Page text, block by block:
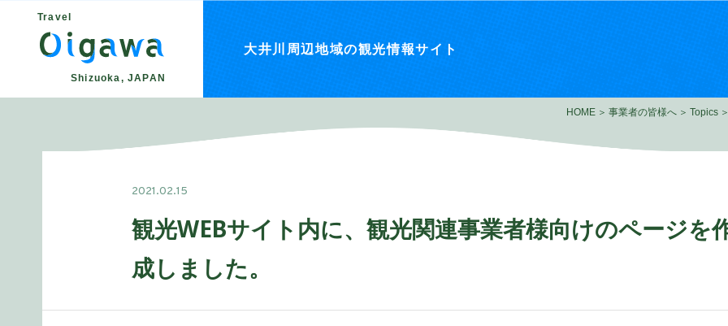
Travel
Shizuoka, JAPAN
大井川周辺地域の観光情報サイト
HOME 事業者の皆様へ Topics
2021.02.15
観光WEBサイト内に、観光関連事業者様向けのページを
成しました。